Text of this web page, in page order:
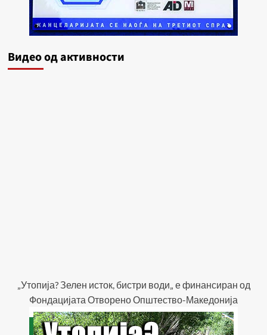
Видеo од активности
„Утопија? Зелен исток, бистри води„ е финансиран од
Фондацијата Отворено Општество-Македонија